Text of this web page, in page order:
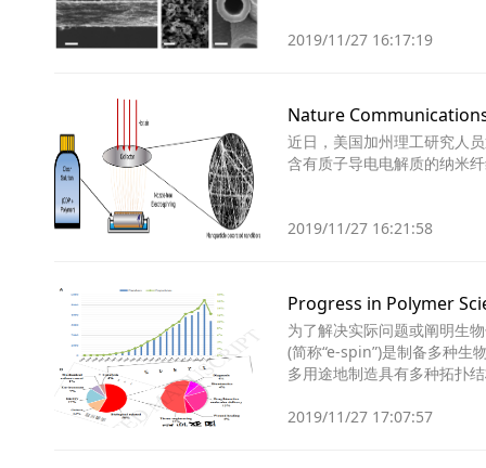
2019/11/27 16:17:19
Nature
近日，美国加州理工研究人
含有质子导电电解质的纳米
2019/11/27 16:21:58
Progress in Polymer
为了解决实际问题或阐明生
(简称“e-spin”)是制备多种生
多用途地制造具有多种拓扑
2019/11/27 17:07:57